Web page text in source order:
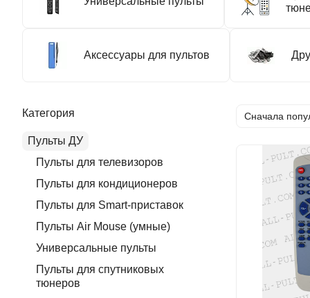
Аксессуары для пультов
Сначала
Категория
Пульты ДУ
Пульты для телевизоров
Пульты для кондиционеров
Пульты для Smart-приставок
Пульты Air Mouse (умные)
Универсальные пульты
Пульты для спутниковых
тюнеров